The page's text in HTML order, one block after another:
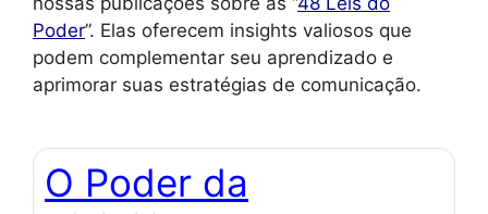
Poder”. Elas oferecem insights valiosos que
podem complementar seu aprendizado e
aprimorar suas estratégias de comunicação.
O Poder da